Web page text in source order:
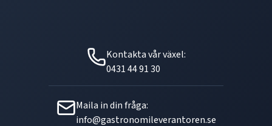
Kontakta vår växel:
0431 44 91 30
Maila in din fråga:
info@gastronomileverantoren.se